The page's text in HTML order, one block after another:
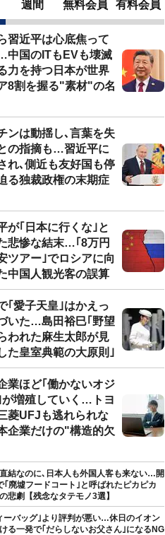
週間 無料会員 有料会員
習近平は心底焦って
中国のITもEVも壊滅
力を持つ日本が世界
8割を握る"素材"の名
ンは動揺し､言葉を失
の指摘も…習近平に
れ､側近も友好国も停
る独裁政権の末期症
が｢日本に行くな｣と
悲惨な結末…｢8万円
ツアー｣でロシアに向
中国人観光客の誤算
｢愛子天皇｣はかえっ
いた…島田裕巳｢野望
われた麻生太郎が見
た皇室典範の大原則｣
業ほど｢働かないオジ
が増殖していく…トヨ
菱UFJも逃れられな
企業だけの"構造的欠
結なのに､日本人も外国人客も来ない…開
｢廃墟フードコート｣と呼ばれたピカピカ
悲劇【残念なタテモノ3選】
ーバッグ｣より評判が悪い…休日のイオン
る一発で｢だらしないお父さん｣になるNG